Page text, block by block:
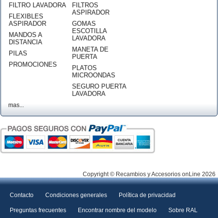
FILTRO LAVADORA
FLEXIBLES
ASPIRADOR
MANDOS A
DISTANCIA
PILAS
PROMOCIONES
FILTROS
ASPIRADOR
GOMAS
ESCOTILLA
LAVADORA
MANETA DE
PUERTA
PLATOS
MICROONDAS
SEGURO PUERTA
LAVADORA
mas...
Copyright © Recambios y Accesorios onLine 2026
Contacto Condiciones generales Política de privacidad
Preguntas frecuentes Encontrar nombre del modelo Sobre RAL